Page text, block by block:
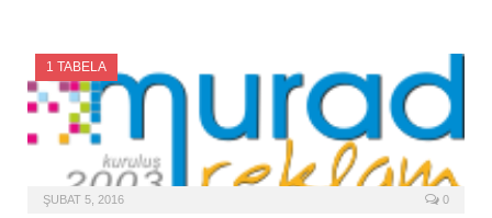
1 TABELA
ŞUBAT 5, 2016 0